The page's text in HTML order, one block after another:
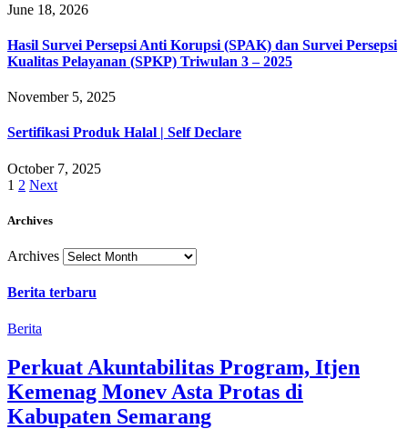
June 18, 2026
Hasil Survei Persepsi Anti Korupsi (SPAK) dan Survei Persepsi
Kualitas Pelayanan (SPKP) Triwulan 3 – 2025
November 5, 2025
Sertifikasi Produk Halal | Self Declare
October 7, 2025
1 2 Next
Archives
Archives
Berita terbaru
Berita
Perkuat Akuntabilitas Program, Itjen
Kemenag Monev Asta Protas di
Kabupaten Semarang